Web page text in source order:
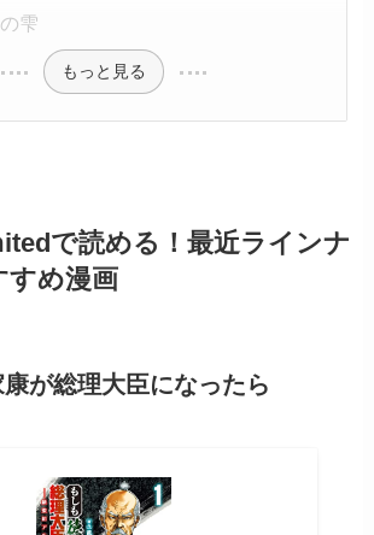
雫
もっと見る
で読める！最近ラインナ
すめ漫画
が総理大臣になったら